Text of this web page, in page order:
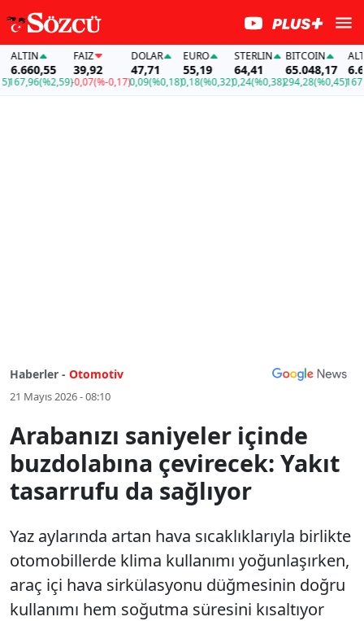
(%2,59)
FAİZ
39,92
-0,07(%-0,17)
DOLAR
47,71
0,09(%0,18)
EURO
55,19
0,18(%0,32)
STERLIN
64,41
0,24(%0,38)
BITCOIN
65.048,17
294,28(%0,45)
ALTIN
167,96
Haberler - Otomotiv
21 Mayıs 2026 - 08:10
Arabanızı saniyeler içinde
buzdolabına çevirecek: Yakıt
tasarrufu da sağlıyor
Yaz aylarında artan hava sıcaklıklarıyla birlikte
otomobillerde klima kullanımı yoğunlaşırken,
araç içi hava sirkülasyonu düğmesinin doğru
kullanımı hem soğutma süresini kısaltıyor